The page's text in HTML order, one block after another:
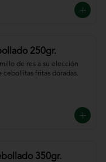
250gr.
de res a su elección
cebollitas fritas doradas.
350gr.